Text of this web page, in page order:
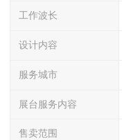
工作波长
设计内容
服务城市
展台服务内容
售卖范围